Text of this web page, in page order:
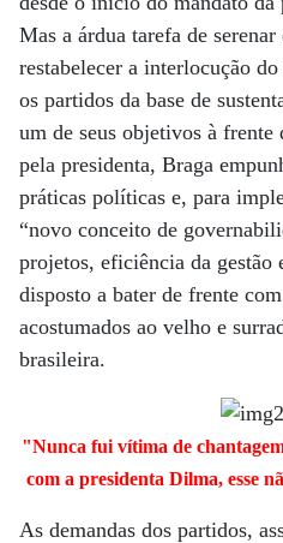
Mas a árdua tarefa de
restabelecer a interlocução
os partidos da base de
um de seus objetivos à
pela presidenta, Braga
práticas políticas e, para
“novo conceito de
projetos, eficiência da gestão
disposto a bater de frente
acostumados ao velho e
brasileira.
"Nunca fui vítima de
com a presidenta Dilma, esse
As demandas dos partidos,